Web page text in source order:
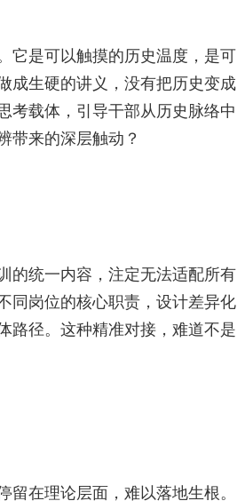
它是可以触摸的历史温度，是可
成生硬的讲义，没有把历史变成
考载体，引导干部从历史脉络中
带来的深层触动？
的统一内容，注定无法适配所有
同岗位的核心职责，设计差异化
路径。这种精准对接，难道不是
在理论层面，难以落地生根。